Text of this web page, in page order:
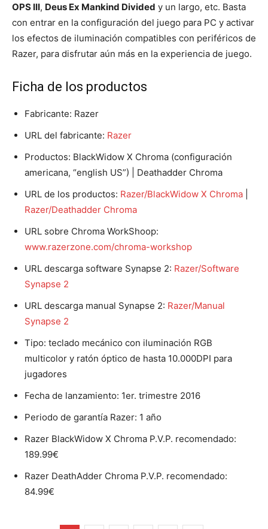
OPS III, Deus Ex Mankind Divided y un largo, etc. Basta
con entrar en la configuración del juego para PC y activar
los efectos de iluminación compatibles con periféricos de
Razer, para disfrutar aún más en la experiencia de juego.
Ficha de los productos
Fabricante: Razer
URL del fabricante: Razer
Productos: BlackWidow X Chroma (configuración
americana, “english US”) | Deathadder Chroma
URL de los productos: Razer/BlackWidow X Chroma
Razer/Deathadder Chroma
URL sobre Chroma WorkShoop:
www.razerzone.com/chroma-workshop
URL descarga software Synapse 2: Razer/Software
Synapse 2
URL descarga manual Synapse 2: Razer/Manual
Synapse 2
Tipo: teclado mecánico con iluminación RGB
multicolor y ratón óptico de hasta 10.000DPI para
jugadores
Fecha de lanzamiento: 1er. trimestre 2016
Periodo de garantía Razer: 1 año
Razer BlackWidow X Chroma P.V.P. recomendado:
189.99€
Razer DeathAdder Chroma P.V.P. recomendado:
84.99€